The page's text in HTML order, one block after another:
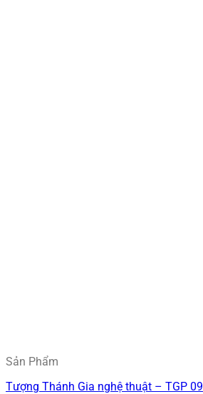
Sản Phẩm
Tượng Thánh Gia nghệ thuật – TGP 09